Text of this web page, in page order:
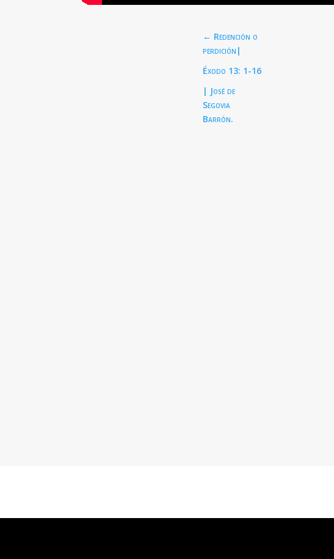
← Redención o
perdición|
Éxodo 13: 1-16
| José de
Segovia
Barrón.